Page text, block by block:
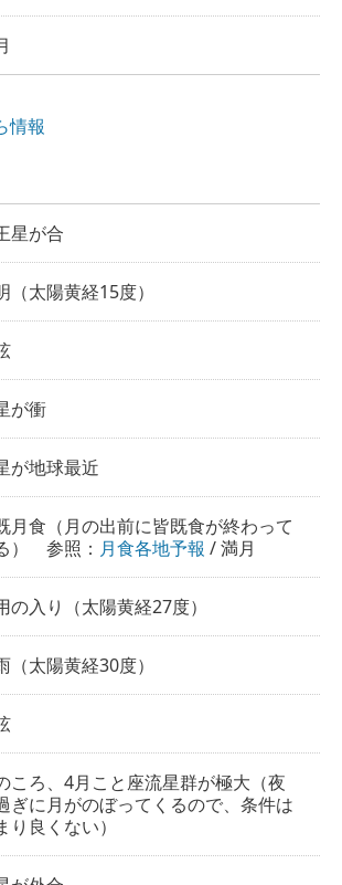
情報
星が合
（太陽黄経15度）
が衝
が地球最近
月食（月の出前に皆既食が終わって
） 参照： 月食各地予報 / 満月
の入り（太陽黄経27度）
（太陽黄経30度）
ころ、4月こと座流星群が極大（夜
ぎに月がのぼってくるので、条件は
り良くない）